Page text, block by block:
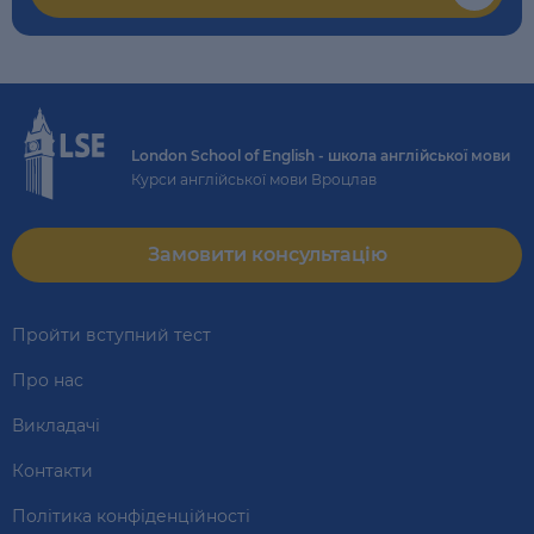
London School of English - школа англійської мови
Курси англійської мови Вроцлав
Замовити консультацію
Пройти вступний тест
Про нас
Викладачі
Контакти
Політика конфіденційності